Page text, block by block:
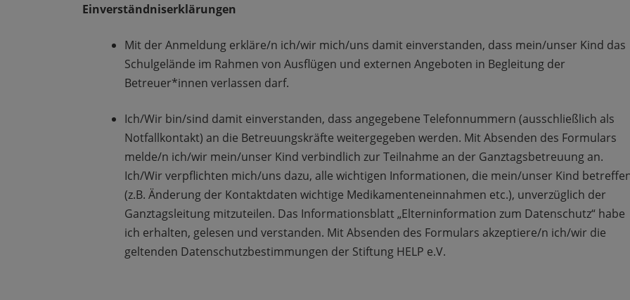
Einverständniserklärungen
Mit der Anmeldung erkläre/n ich/wir mich/uns damit einverstanden, dass mein/unser Kind das
Schulgelände im Rahmen von Ausflügen und externen Angeboten in Begleitung der
Betreuer*innen verlassen darf.
Ich/Wir bin/sind damit einverstanden, dass angegebene Telefonnummern (ausschließlich als
Notfallkontakt) an die Betreuungskräfte weitergegeben werden. Mit Absenden des Formulars
melde/n ich/wir mein/unser Kind verbindlich zur Teilnahme an der Ganztagsbetreuung an.
Ich/Wir verpflichten mich/uns dazu, alle wichtigen Informationen, die mein/unser Kind
(z.B. Änderung der Kontaktdaten wichtige Medikamenteneinnahmen etc.), unverzüglich der
Ganztagsleitung mitzuteilen. Das Informationsblatt „Elterninformation zum Datenschutz“ habe
ich erhalten, gelesen und verstanden. Mit Absenden des Formulars akzeptiere/n ich/wir die
geltenden Datenschutzbestimmungen der Stiftung HELP e.V.